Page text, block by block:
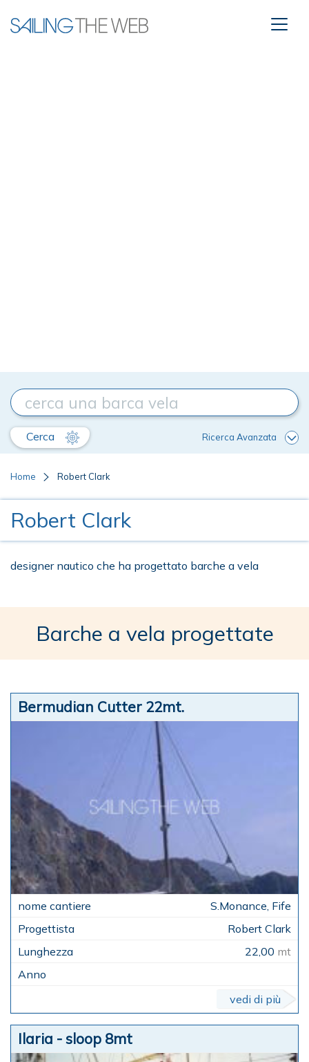
Cerca Ricerca Avanzata
Home Robert Clark
Robert Clark
designer nautico che ha progettato barche a vela
Barche a vela progettate
Bermudian Cutter 22mt.
S.Monance, Fife
Robert Clark
22,00 mt
vedi di più
Ilaria - sloop 8mt